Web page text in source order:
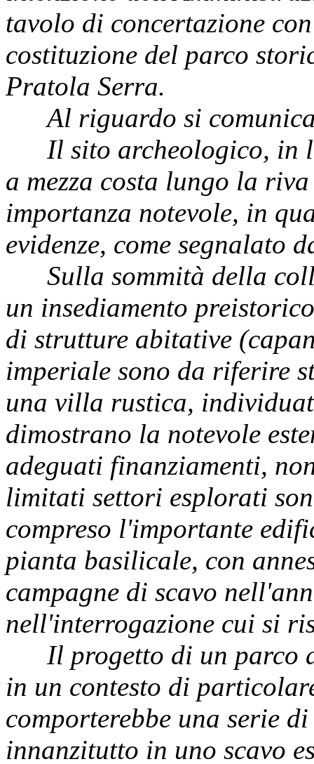
tavolo di concertazione
costituzione del parco
Pratola Serra.
Al riguardo si comunica
Il sito archeologico, in
a mezza costa lungo la
importanza notevole, in
evidenze, come segnalato
Sulla sommità della
un insediamento
di strutture abitative
imperiale sono da riferire
una villa rustica,
dimostrano la notevole
adeguati finanziamenti,
limitati settori esplorati
compreso l'importante
pianta basilicale, con
campagne di scavo
nell'interrogazione cui si
Il progetto di un parco
in un contesto di
comporterebbe una serie
innanzitutto in uno scavo